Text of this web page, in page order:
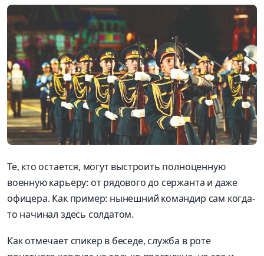
Те, кто остается, могут выстроить полноценную
военную карьеру: от рядового до сержанта и даже
офицера. Как пример: нынешний командир сам когда-
то начинал здесь солдатом.
Как отмечает спикер в беседе, служба в роте